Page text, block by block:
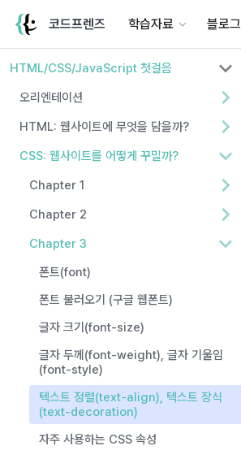
코드프렌즈 학습자료 블로그
HTML/CSS/JavaScript 첫걸음
오리엔테이션
HTML: 웹사이트에 무엇을 담을까?
CSS: 웹사이트를 어떻게 꾸밀까?
Chapter 1
Chapter 2
Chapter 3
폰트(font)
폰트 불러오기 (구글 웹폰트)
글자 크기(font-size)
글자 두께(font-weight), 글자 기울임
(font-style)
텍스트 정렬(text-align), 텍스트 장식
(text-decoration)
자주 사용하는 CSS 속성